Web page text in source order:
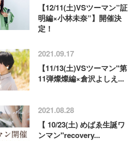
【12/11(土)VSツーマン”証
明編×小林未奈”】開催決
定！
2021.09.17
【11/13(土)VSツーマン"第
11弾燦燦編×倉沢よしえ...
2021.08.28
【 10/23(土) めばゑ生誕ワ
ンマン"recovery...